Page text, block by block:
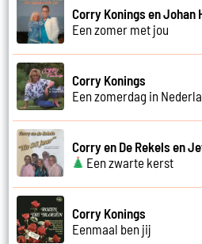
Corry Konings en Johan
Een zomer met jou
Corry Konings
Een zomerdag in
Corry en De Rekels en
Een zwarte kerst
Corry Konings
Eenmaal ben jij